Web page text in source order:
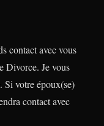
contact avec vous
Divorce. Je vous
. Si votre époux(se)
contact avec